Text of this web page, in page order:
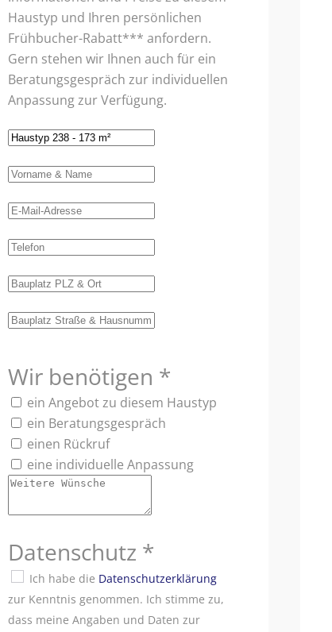
Haustyp und Ihren persönlichen
Frühbucher-Rabatt*** anfordern.
Gern stehen wir Ihnen auch für ein
Beratungsgespräch zur individuellen
Anpassung zur Verfügung.
Wir benötigen *
ein Angebot zu diesem Haustyp
ein Beratungsgespräch
einen Rückruf
eine individuelle Anpassung
Datenschutz *
Ich habe die Datenschutzerklärung
zur Kenntnis genommen. Ich stimme zu,
dass meine Angaben und Daten zur